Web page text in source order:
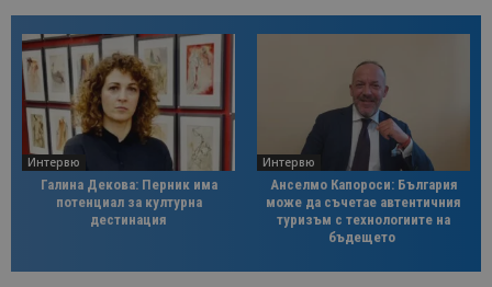
Интервю
Галина Декова: Перник има
потенциал за културна
дестинация
Интервю
Анселмо Капороси: България
може да съчетае автентичния
туризъм с технологиите на
бъдещето